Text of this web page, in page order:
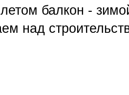
балкон -
над